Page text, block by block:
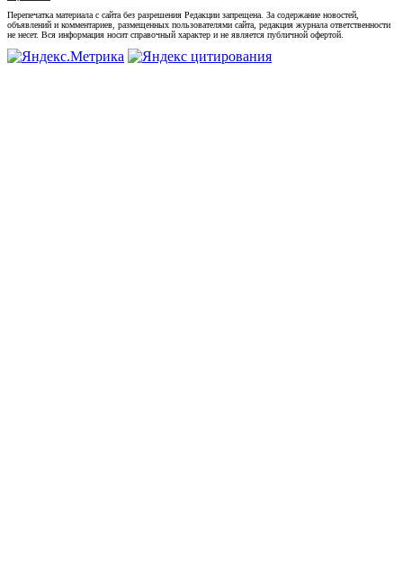
Перепечатка материала с сайта без разрешения Редакции запрещена. За содержание новостей,
объявлений и комментариев, размещенных пользователями сайта, редакция журнала ответственности
не несет. Вся информация носит справочный характер и не является публичной офертой.